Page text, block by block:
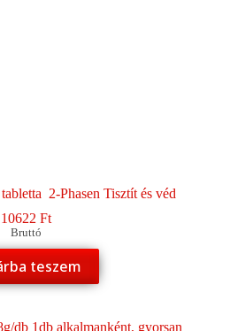
2-Phasen Tisztít és véd
10622 Ft
Bruttó
teszem